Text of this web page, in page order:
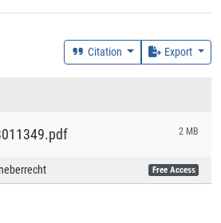
Citation Export
2 MB
Free Access
Verkehr